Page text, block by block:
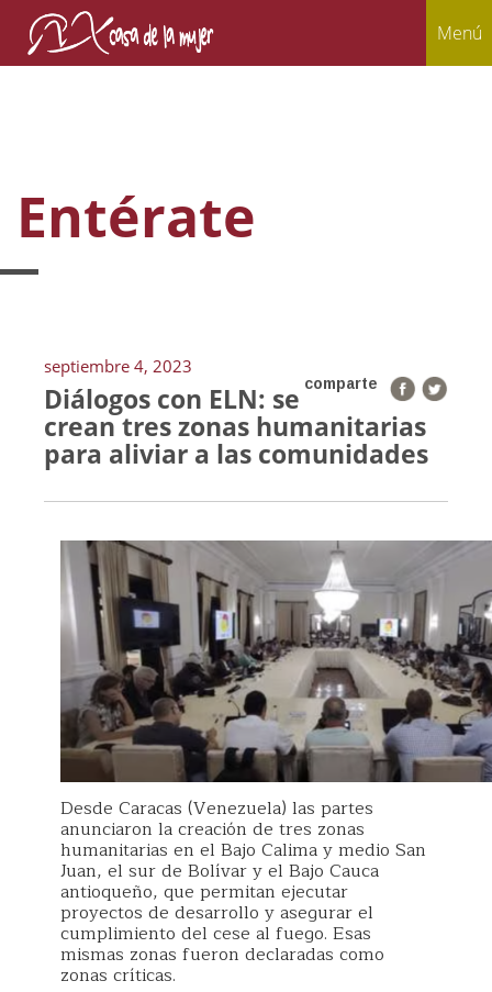
Menú
Entérate
septiembre 4, 2023
comparte
Diálogos con ELN: se
crean tres zonas humanitarias
para aliviar a las comunidades
Desde Caracas (Venezuela) las partes
anunciaron la creación de tres zonas
humanitarias en el Bajo Calima y medio San
Juan, el sur de Bolívar y el Bajo Cauca
antioqueño, que permitan ejecutar
proyectos de desarrollo y asegurar el
cumplimiento del cese al fuego. Esas
mismas zonas fueron declaradas como
zonas críticas.